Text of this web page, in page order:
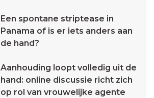
Een spontane striptease in
Panama of is er iets anders aan
de hand?
Aanhouding loopt volledig uit de
hand: online discussie richt zich
op rol van vrouwelijke agente